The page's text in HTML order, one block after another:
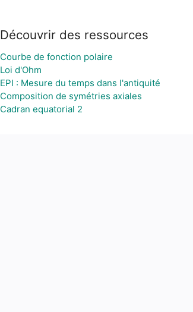
Découvrir des ressources
Courbe de fonction polaire
Loi d'Ohm
EPI : Mesure du temps dans l'antiquité
Composition de symétries axiales
Cadran equatorial 2